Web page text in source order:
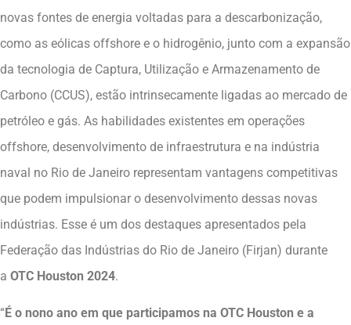
novas fontes de energia voltadas para a descarbonização,
como as eólicas offshore e o hidrogênio, junto com a expansão
da tecnologia de Captura, Utilização e Armazenamento de
Carbono (CCUS), estão intrinsecamente ligadas ao mercado de
petróleo e gás. As habilidades existentes em operações
offshore, desenvolvimento de infraestrutura e na indústria
naval no Rio de Janeiro representam vantagens competitivas
que podem impulsionar o desenvolvimento dessas novas
indústrias. Esse é um dos destaques apresentados pela
Federação das Indústrias do Rio de Janeiro (Firjan) durante
a OTC Houston 2024.
“É o nono ano em que participamos na OTC Houston e a